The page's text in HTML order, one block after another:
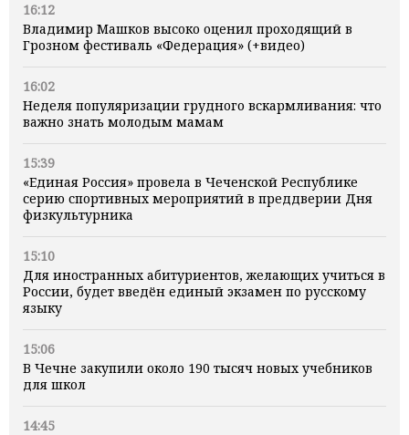
16:12
Владимир Машков высоко оценил проходящий в
Грозном фестиваль «Федерация» (+видео)
16:02
Неделя популяризации грудного вскармливания: что
важно знать молодым мамам
15:39
«Единая Россия» провела в Чеченской Республике
серию спортивных мероприятий в преддверии Дня
физкультурника
15:10
Для иностранных абитуриентов, желающих учиться в
России, будет введён единый экзамен по русскому
языку
15:06
В Чечне закупили около 190 тысяч новых учебников
для школ
14:45